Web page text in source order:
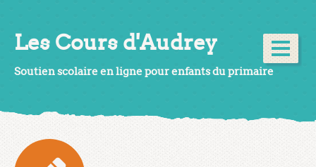
Les Cours d'Audrey
Soutien scolaire en ligne pour enfants du primaire